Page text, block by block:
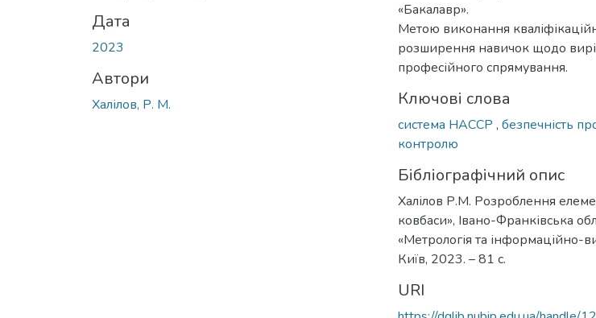
Дата
2023
Автори
Халілов, Р. М.
«Бакалавр».
Метою виконання
розширення навичок щодо
професійного спрямування.
Ключові слова
система НАССP , безпечність
контролю
Бібліографічний опис
Халілов Р.М. Розроблення
ковбаси», Івано-Франківська
«Метрологія та інформаційно-
Київ, 2023. – 81 с.
URI